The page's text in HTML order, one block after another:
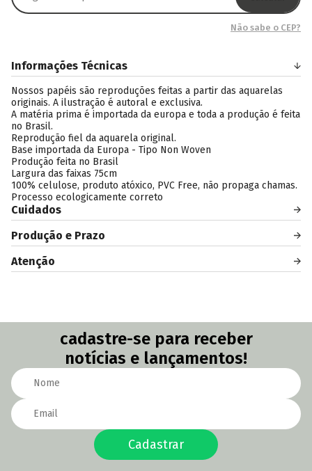
Não sabe o CEP?
Informações Técnicas
Nossos papéis são reproduções feitas a partir das aquarelas
originais. A ilustração é autoral e exclusiva.
A matéria prima é importada da europa e toda a produção é feita
no Brasil.
Reprodução fiel da aquarela original.
Base importada da Europa - Tipo Non Woven
Produção feita no Brasil
Largura das faixas 75cm
100% celulose, produto atóxico, PVC Free, não propaga chamas.
Processo ecologicamente correto
Cuidados
Produção e Prazo
Atenção
cadastre-se para receber
notícias e lançamentos!
Cadastrar